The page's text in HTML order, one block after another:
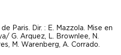
Paris. Dir. : E. Mazzola. Mise en
G. Arquez, L. Brownlee, N.
M. Warenberg, A. Corrado.